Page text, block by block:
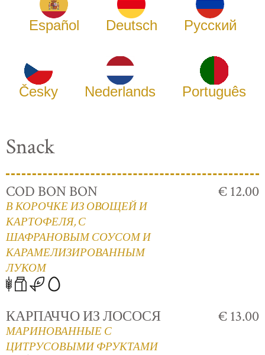
Español Deutsch Русский
Česky Nederlands Português
Snack
COD BON BON
В КОРОЧКЕ ИЗ ОВОЩЕЙ И
КАРТОФЕЛЯ, С
ШАФРАНОВЫМ СОУСОМ И
КАРАМЕЛИЗИРОВАННЫМ
ЛУКОМ
€ 12.00
КАРПАЧЧО ИЗ ЛОСОСЯ
МАРИНОВАННЫЕ С
ЦИТРУСОВЫМИ ФРУКТАМИ
€ 13.00